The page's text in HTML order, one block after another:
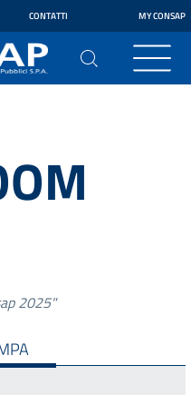
CONTATTI MY CONSAP
2025"